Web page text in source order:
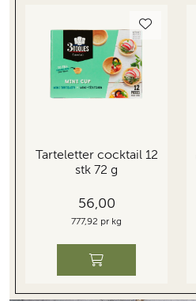
Tarteletter cocktail 12
stk 72 g
56,00
777,92 pr kg